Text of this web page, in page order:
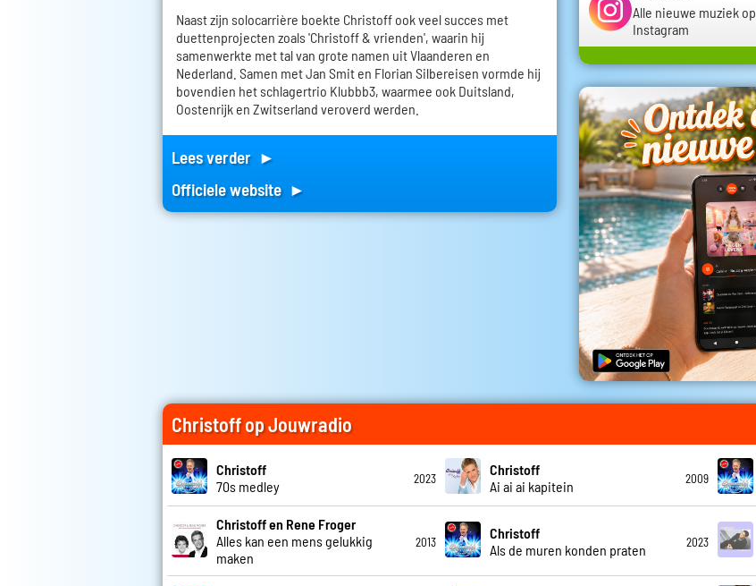
Naast zijn solocarrière boekte Christoff ook veel succes met
duettenprojecten zoals 'Christoff & vrienden', waarin hij
samenwerkte met tal van grote namen uit Vlaanderen en
Nederland. Samen met Jan Smit en Florian Silbereisen vormde hij
bovendien het schlagertrio Klubbb3, waarmee ook Duitsland,
Oostenrijk en Zwitserland veroverd werden.
Lees verder ►
Officiele website ►
Alle nieuwe muziek op
Instagram
Christoff op Jouwradio
Christoff
70s medley
2023
Christoff
Ai ai ai kapitein
2009
Christoff en Rene Froger
Alles kan een mens gelukkig
maken
2013
Christoff
Als de muren konden praten
2023